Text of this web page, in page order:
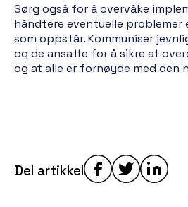
Sørg også for å overvåke
håndtere eventuelle
som oppstår. Kommuniser
og de ansatte for å sikre at
og at alle er fornøyde med den
Del artikkel